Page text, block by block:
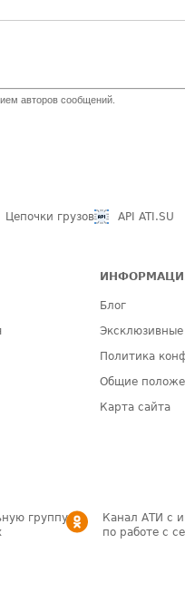
авторов сообщений.
Цепочки грузов API ATI.SU
Блог
Политика
Общие
Карта сайта
группу
Канал АТИ с
по работе с